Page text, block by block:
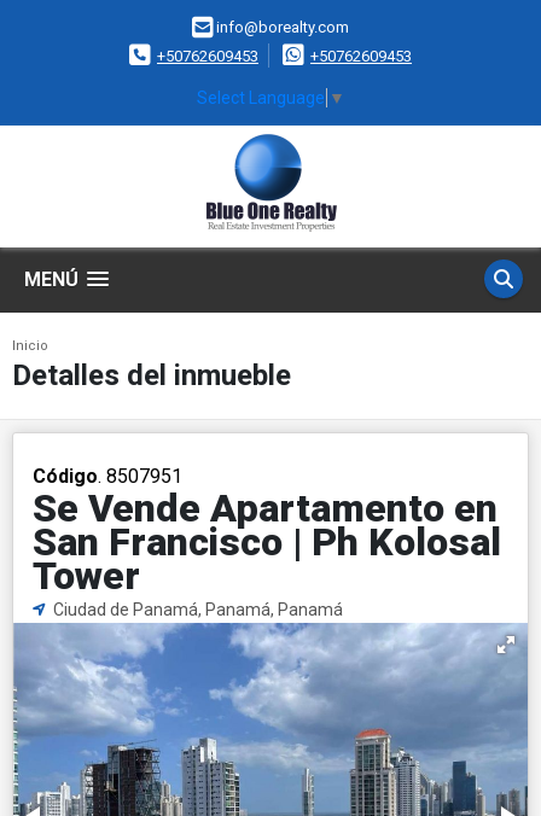
info@borealty.com
+50762609453
+50762609453
Select Language ▼
MENÚ
Inicio
Detalles del inmueble
Código. 8507951
Se Vende Apartamento en
San Francisco | Ph Kolosal
Tower
Ciudad de Panamá, Panamá, Panamá